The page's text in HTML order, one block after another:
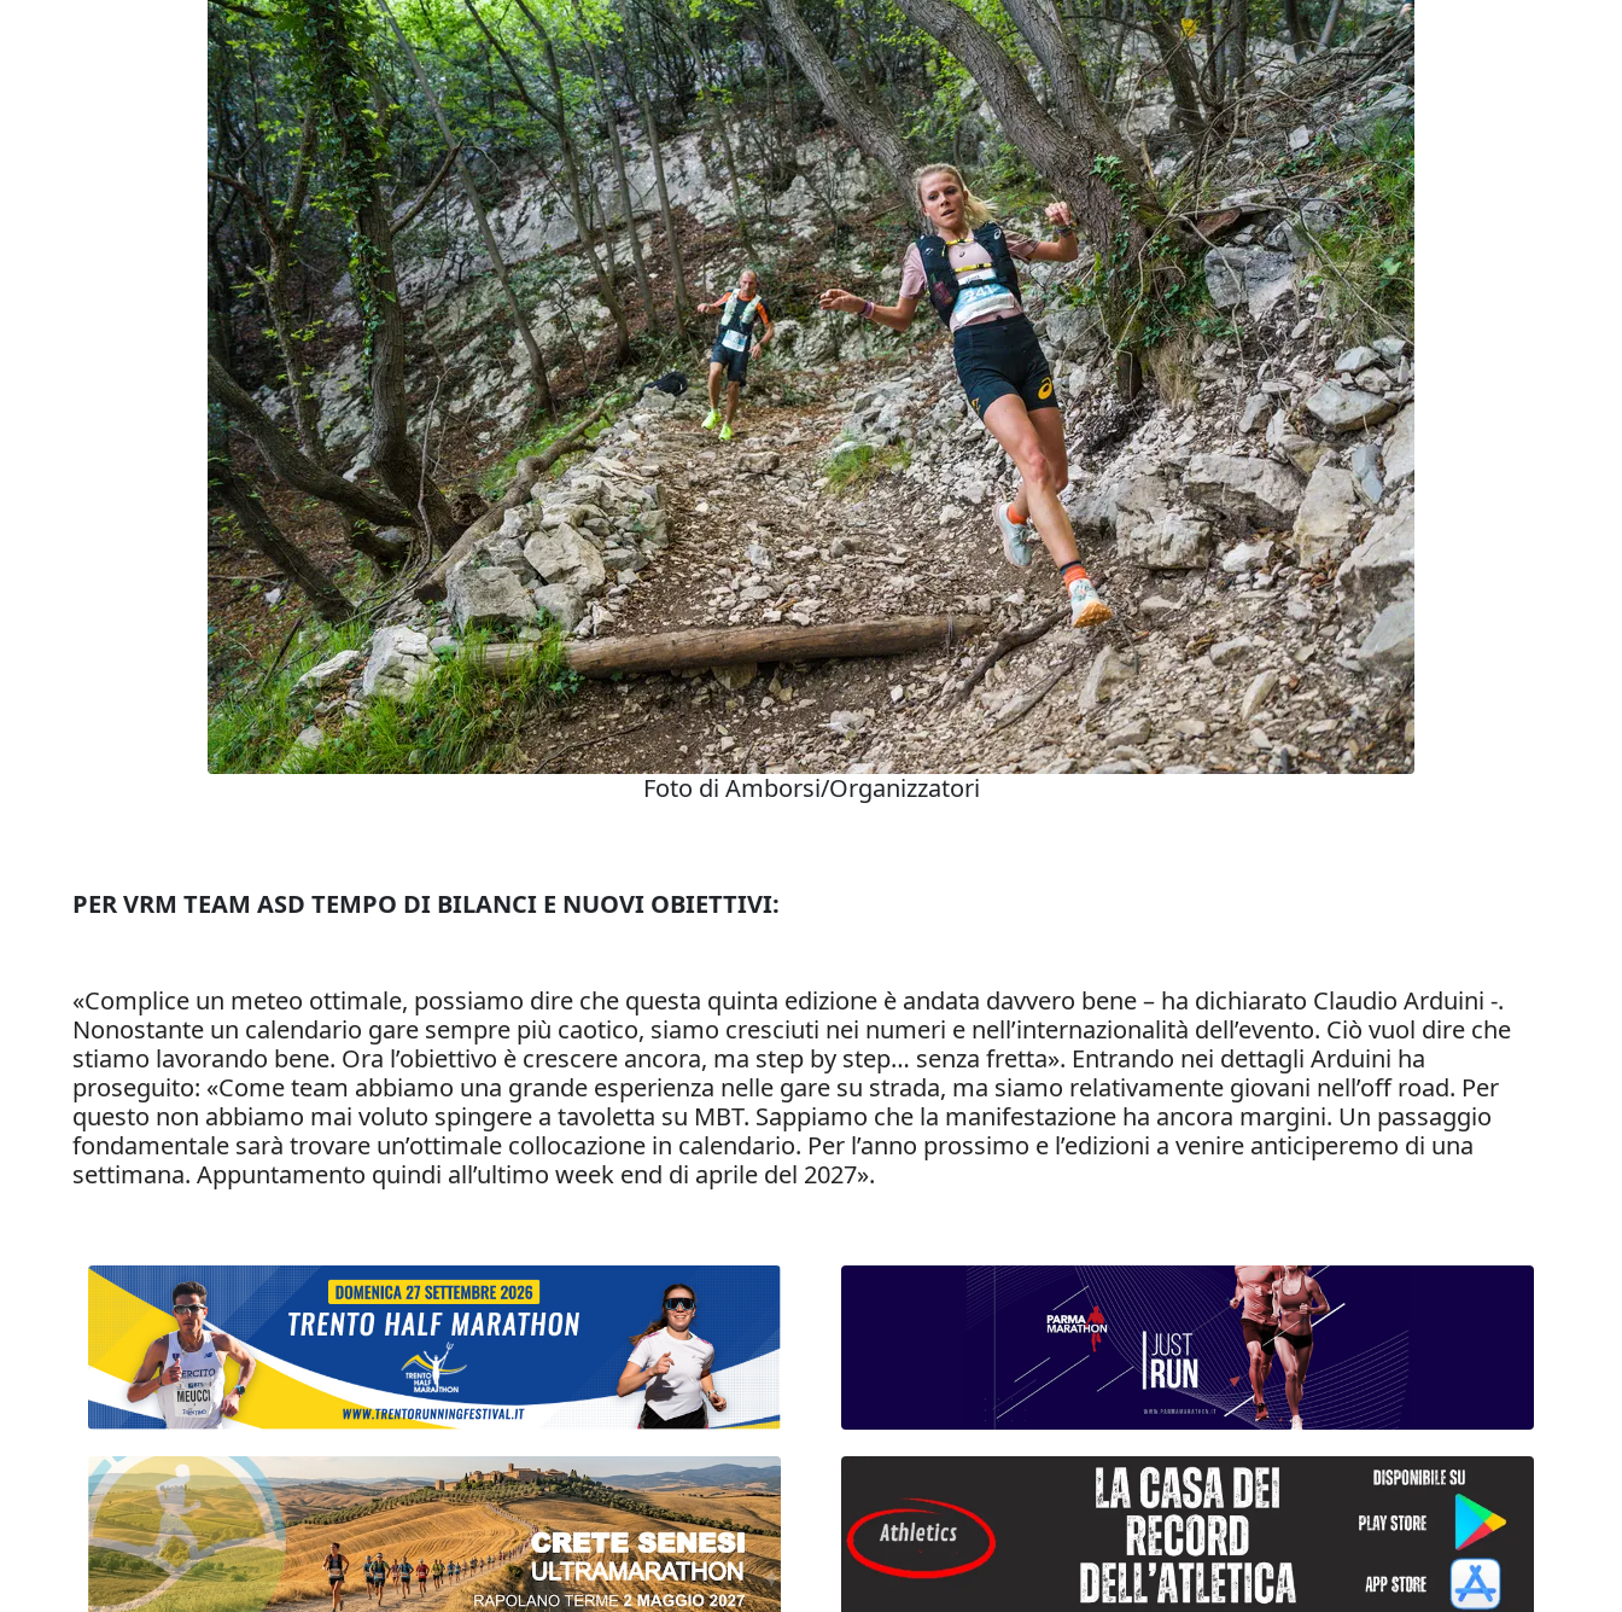
Foto di Amborsi/Organizzatori
PER VRM TEAM ASD TEMPO DI BILANCI E NUOVI OBIETTIVI:
«Complice un meteo ottimale, possiamo dire che questa quinta edizione è andata davvero bene – ha dichiarato Claudio Arduini -.
Nonostante un calendario gare sempre più caotico, siamo cresciuti nei numeri e nell’internazionalità dell’evento. Ciò vuol dire che
stiamo lavorando bene. Ora l’obiettivo è crescere ancora, ma step by step… senza fretta». Entrando nei dettagli Arduini ha
proseguito: «Come team abbiamo una grande esperienza nelle gare su strada, ma siamo relativamente giovani nell’off road. Per
questo non abbiamo mai voluto spingere a tavoletta su MBT. Sappiamo che la manifestazione ha ancora margini. Un passaggio
fondamentale sarà trovare un’ottimale collocazione in calendario. Per l’anno prossimo e l’edizioni a venire anticiperemo di una
settimana. Appuntamento quindi all’ultimo week end di aprile del 2027».